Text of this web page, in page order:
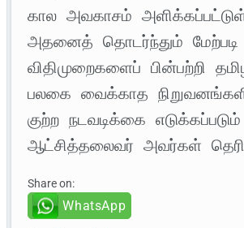
கால அவகாசம்
அதனைத் தொடர்ந்தும் மேற்படி
விதிமுறைகளைப் பின்பற்றி
பலகை வைக்காத
குற்ற நடவடிக்கை
ஆட்சித்தலைவர் அவர்கள்
Share on:
WhatsApp